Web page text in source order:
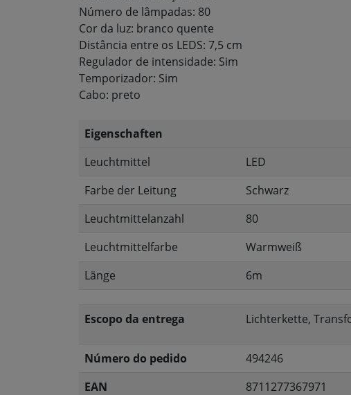
Número de lâmpadas: 80
Cor da luz: branco quente
Distância entre os LEDS: 7,5 cm
Regulador de intensidade: Sim
Temporizador: Sim
Cabo: preto
Eigenschaften
Leuchtmittel
LED
Farbe der Leitung
Schwarz
Leuchtmittelanzahl
80
Leuchtmittelfarbe
Warmweiß
Länge
6m
Escopo da entrega Lichterkette,
Número do pedido
494246
EAN
8711277367971